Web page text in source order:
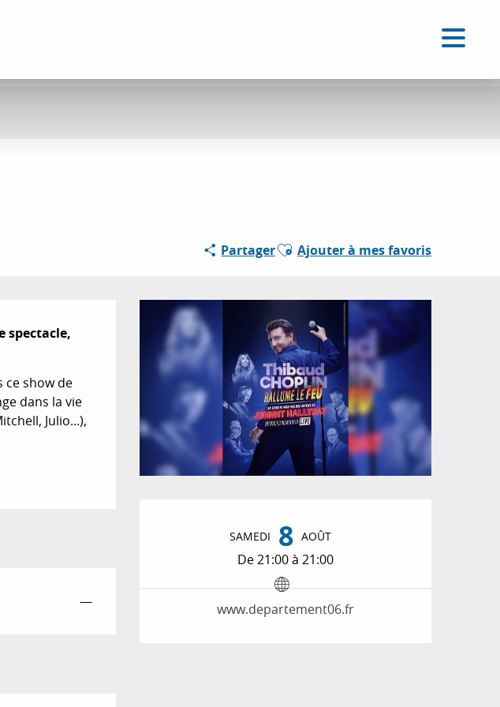
PartagerAjouter aux favoris
Ajouter à mes favoris
Ouverture et
SAMEDI 8 AOÛT
De 21:00 à 21:00
www.departement06.fr
spectacle,
ce show de
dans la vie
Julio...),
—